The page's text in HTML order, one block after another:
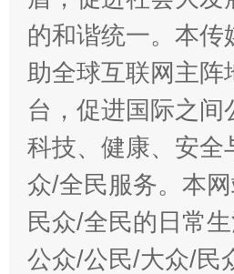
的和谐统一。本
助全球互联网主
台，促进国际之
科技、健康、安全
众/全民服务。本
民众/全民的日常
公众/公民/大众/民